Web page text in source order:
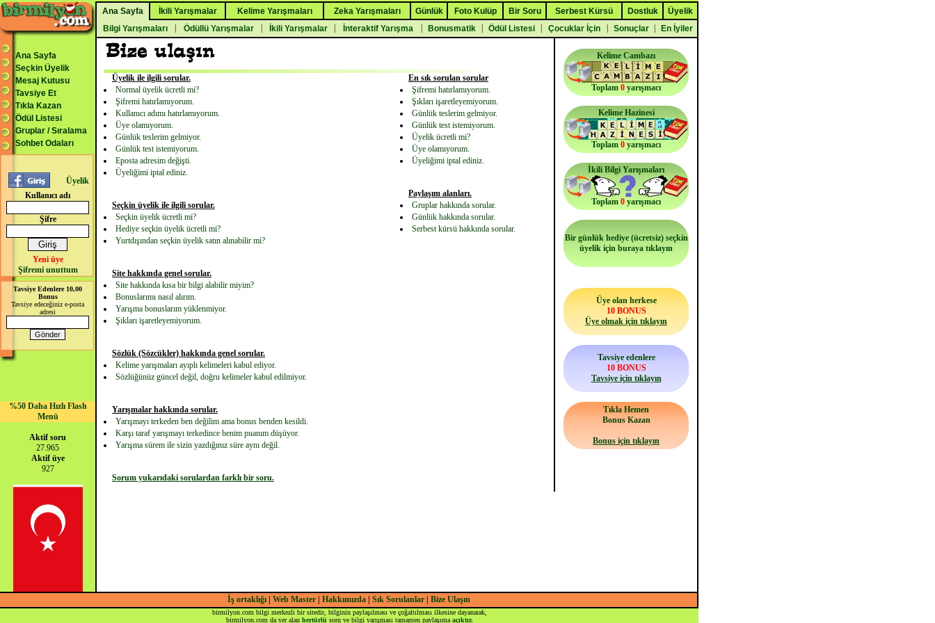
Ana Sayfa İkili Yarışmalar Kelime Yarışmaları Zeka Yarışmaları Günlük Foto Kulüp Bir Soru Serbest Kürsü Dostluk
Üyelik
Bilgi Yarışmaları
Ödüllü Yarışmalar İkili Yarışmalar İnteraktif Yarışma Bonusmatik Ödül Listesi Çocuklar İçin Sonuçlar En İyiler
Ana Sayfa
Seçkin Üyelik
Mesaj Kutusu
Tavsiye Et
Tıkla Kazan
Ödül Listesi
Gruplar / Sıralama
Sohbet Odaları
Üyelik
Kullanıcı adı
Şifre
Yeni üye
Şifremi unuttum
Tavsiye Edenlere 10,00
Bonus
Tavsiye edeceğiniz e-posta
adresi
%50 Daha Hızlı Flash
Menü
Aktif soru
27.965
Aktif üye
927
Üyelik ile ilgili sorular.
Normal üyelik ücretli mi?
Şifremi hatırlamıyorum.
Kullanıcı adımı hatırlamıyorum.
Üye olamıyorum.
Günlük teslerim gelmiyor.
Günlük test istemiyorum.
Eposta adresim değişti.
Üyeliğimi iptal ediniz.
Seçkin üyelik ile ilgili sorular.
Seçkin üyelik ücretli mi?
Hediye seçkin üyelik ücretli mi?
Yurtdışından seçkin üyelik satın alınabilir mi?
Site hakkında genel sorular.
Site hakkında kısa bir bilgi alabilir miyim?
Bonuslarımı nasıl alırım.
Yarışma bonuslarım yüklenmiyor.
Şıkları işaretleyemiyorum.
Sözlük (Sözcükler) hakkında genel sorular.
Kelime yarışmaları ayıplı kelimeleri kabul ediyor.
Sözlüğünüz güncel değil, doğru kelimeler kabul edilmiyor.
Yarışmalar hakkında sorular.
Yarışmayı terkeden ben değilim ama bonus benden kesildi.
Karşı taraf yarışmayı terkedince benim puanım düşüyor.
Yarışma sürem ile sizin yazdığınız süre aynı değil.
Sorum yukarıdaki sorulardan farklı bir soru.
En sık sorulan sorular
Şifremi hatırlamıyorum.
Şıkları işaretleyemiyorum.
Günlük teslerim gelmiyor.
Günlük test istemiyorum.
Üyelik ücretli mi?
Üye olamıyorum.
Üyeliğimi iptal ediniz.
Paylaşım alanları.
Gruplar hakkında sorular.
Günlük hakkında sorular.
Serbest kürsü hakkında sorular.
Kelime Cambazı
Toplam 0 yarışmacı
Kelime Hazinesi
Toplam 0 yarışmacı
İkili Bilgi Yarışmaları
Toplam 0 yarışmacı
Bir günlük hediye (ücretsiz) seçkin
üyelik için buraya tıklayın
Üye olan herkese
10 BONUS
Üye olmak için tıklayın
Tavsiye edenlere
10 BONUS
Tavsiye için tıklayın
Tıkla Hemen
Bonus Kazan
Bonus için tıklayın
İş ortaklığı| Web Master Hakkımızda| Sık Sorulanlar| Bize Ulaşın
birmilyon.com bilgi merkezli bir sitedir, bilginin paylaşılması ve çoğaltılması ilkesine dayanarak,
birmilyon.com da yer alan hertürlü soru ve bilgi yarışması tamamen paylaşıma açıktır.